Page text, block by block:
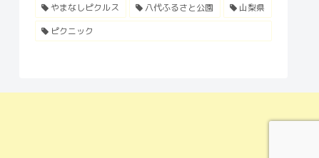
やまなしピクルス
八代ふるさと公園
山梨県
ピクニック